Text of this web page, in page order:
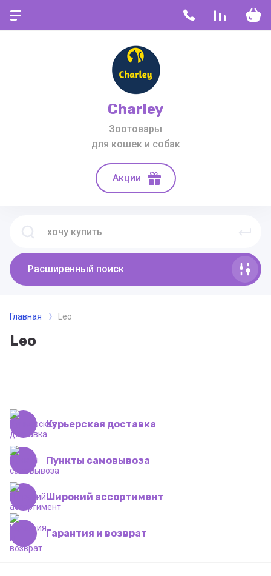
Charley
Зоотовары
для кошек и собак
Акции
Расширенный поиск
Главная Leo
Leo
Курьерская доставка
Пункты самовывоза
Широкий ассортимент
Гарантия и возврат